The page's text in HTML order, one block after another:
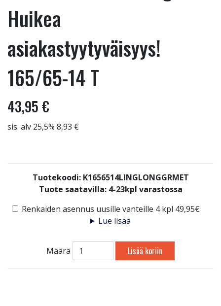
Huikea
asiakastyytyväisyys!
165/65-14 T
43,95 €
sis. alv 25,5% 8,93 €
Tuotekoodi: K1656514LINGLONGGRMET
Tuote saatavilla: 4-23kpl varastossa
Renkaiden asennus uusille vanteille 4 kpl 49,95€
Lue lisää
Määrä Lisää koriin